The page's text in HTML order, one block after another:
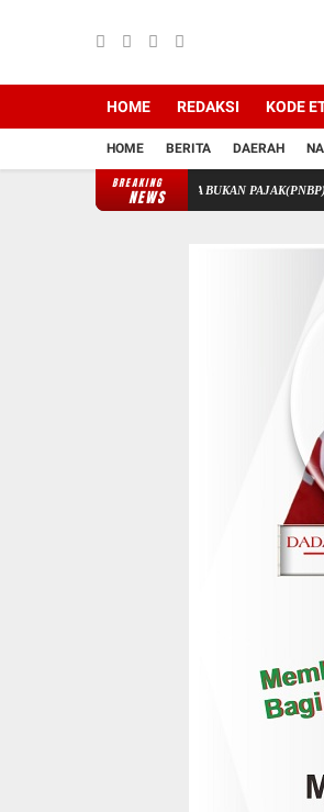
HOME REDAKSI KODE
HOME BERITA DAERAH
BREAKING
NEWS
NEGERA BUKAN PAJAK(PNBP)